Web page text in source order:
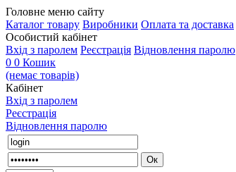
Головне меню сайту
Каталог товару Виробники Оплата та доставка
Особистий кабінет
Вхід з паролем Реєстрація Відновлення паролю
0 0 Кошик
(немає товарів)
Кабінет
Вхід з паролем
Реєстрація
Відновлення паролю